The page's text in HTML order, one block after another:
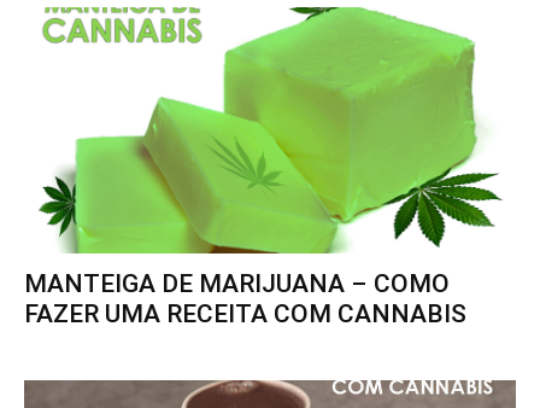
MANTEIGA DE MARIJUANA – COMO
FAZER UMA RECEITA COM CANNABIS